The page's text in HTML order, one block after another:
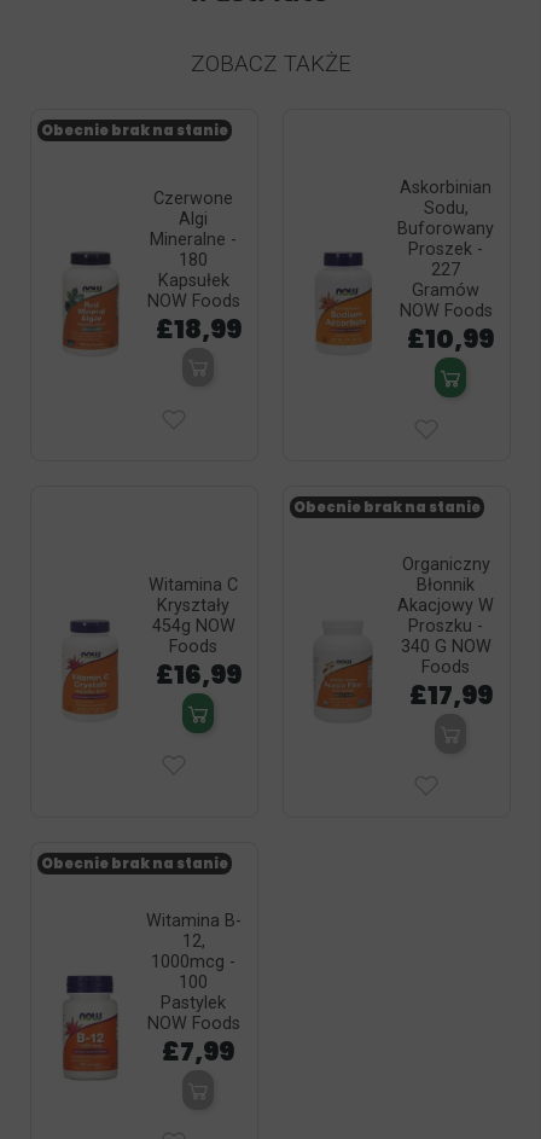
ZOBACZ TAKŻE
Czerwone
Algi
Mineralne -
180
Kapsułek
NOW Foods
£18,99
Obecnie brak na stanie
Askorbinian
Sodu,
Buforowany
Proszek -
227
Gramów
NOW Foods
£10,99
Witamina C
Kryształy
454g NOW
Foods
£16,99
Organiczny
Błonnik
Akacjowy W
Proszku -
340 G NOW
Foods
£17,99
Obecnie brak na stanie
Witamina B-
12,
1000mcg -
100
Pastylek
NOW Foods
£7,99
Obecnie brak na stanie